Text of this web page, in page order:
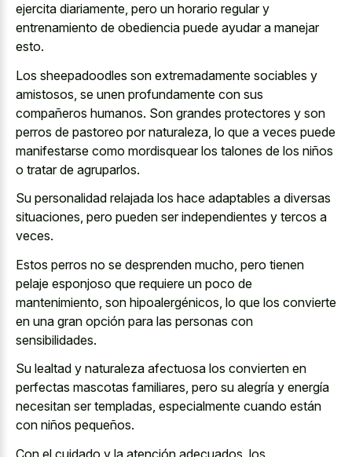
ejercita diariamente, pero un horario regular y
entrenamiento de obediencia puede ayudar a manejar
esto.
Los sheepadoodles son extremadamente sociables y
amistosos, se unen profundamente con sus
compañeros humanos. Son grandes protectores y son
perros de pastoreo por naturaleza, lo que a veces puede
manifestarse como mordisquear los talones de los niños
o tratar de agruparlos.
Su personalidad relajada los hace adaptables a diversas
situaciones, pero pueden ser independientes y tercos a
veces.
Estos perros no se desprenden mucho, pero tienen
pelaje esponjoso que requiere un poco de
mantenimiento, son hipoalergénicos, lo que los convierte
en una gran opción para las personas con
sensibilidades.
Su lealtad y naturaleza afectuosa los convierten en
perfectas mascotas familiares, pero su alegría y energía
necesitan ser templadas, especialmente cuando están
con niños pequeños.
Con el cuidado y la atención adecuados, los